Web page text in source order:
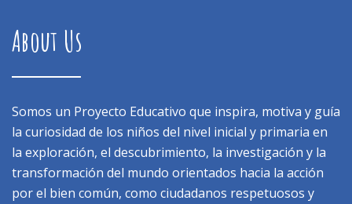
About Us
Somos un Proyecto Educativo que inspira, motiva y guía
la curiosidad de los niños del nivel inicial y primaria en
la exploración, el descubrimiento, la investigación y la
transformación del mundo orientados hacia la acción
por el bien común, como ciudadanos respetuosos y